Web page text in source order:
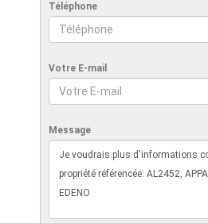
Téléphone
Votre E-mail
Message